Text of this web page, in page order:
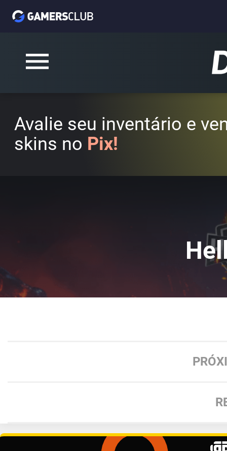
Avalie seu inventário e
skins no Pix!